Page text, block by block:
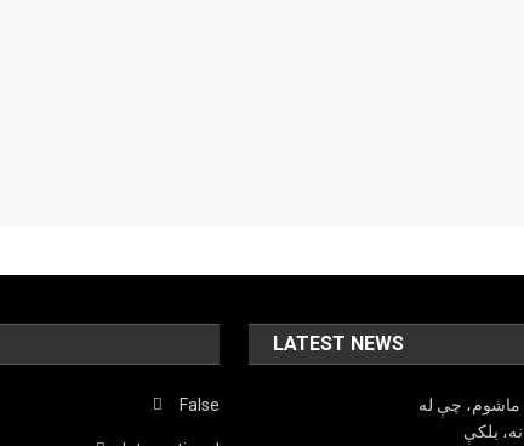
False
LATEST NEWS
ماشوم، چې له
بلکې